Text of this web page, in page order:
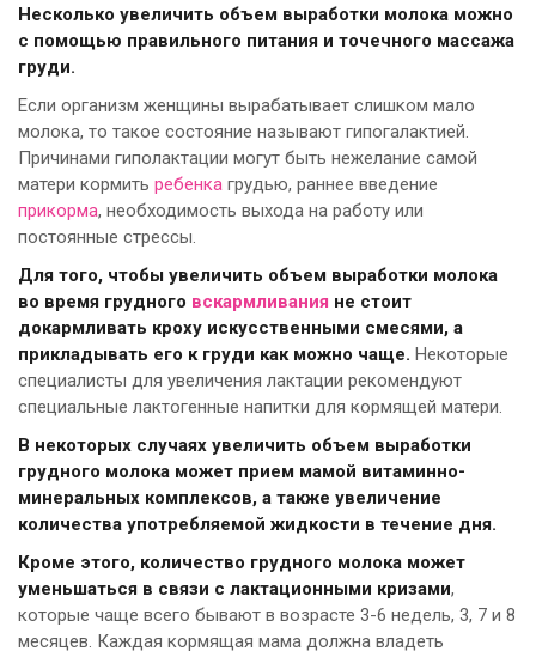
Несколько увеличить объем выработки молока можно
с помощью правильного питания и точечного массажа
груди.
Если организм женщины вырабатывает слишком мало
молока, то такое состояние называют гипогалактией.
Причинами гиполактации могут быть нежелание самой
матери кормить ребенка грудью, раннее введение
прикорма, необходимость выхода на работу или
постоянные стрессы.
Для того, чтобы увеличить объем выработки молока
во время грудного вскармливания не стоит
докармливать кроху искусственными смесями, а
прикладывать его к груди как можно чаще. Некоторые
специалисты для увеличения лактации рекомендуют
специальные лактогенные напитки для кормящей матери.
В некоторых случаях увеличить объем выработки
грудного молока может прием мамой витаминно-
минеральных комплексов, а также увеличение
количества употребляемой жидкости в течение дня.
Кроме этого, количество грудного молока может
уменьшаться в связи с лактационными кризами,
которые чаще всего бывают в возрасте 3-6 недель, 3, 7 и 8
месяцев. Каждая кормящая мама должна владеть